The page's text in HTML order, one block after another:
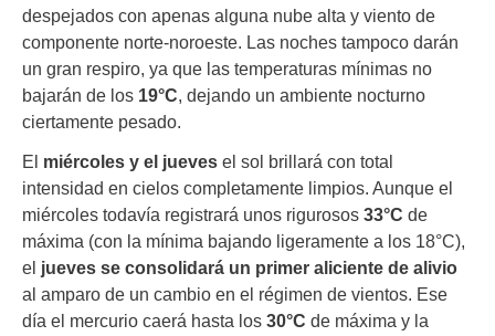
despejados con apenas alguna nube alta y viento de
componente norte-noroeste. Las noches tampoco darán
un gran respiro, ya que las temperaturas mínimas no
bajarán de los 19°C, dejando un ambiente nocturno
ciertamente pesado.
El miércoles y el jueves el sol brillará con total
intensidad en cielos completamente limpios. Aunque el
miércoles todavía registrará unos rigurosos 33°C de
máxima (con la mínima bajando ligeramente a los 18°C),
el jueves se consolidará un primer aliciente de alivio
al amparo de un cambio en el régimen de vientos. Ese
día el mercurio caerá hasta los 30°C de máxima y la